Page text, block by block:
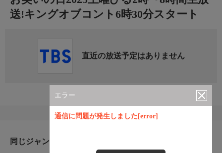
エラー
通信に問題が発生しました[error]
送!キングオブコント6時30分スタート
直近の放送予定はありません
同じジャンルのおすすめ番組